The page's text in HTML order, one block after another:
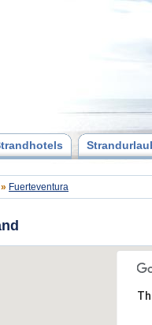
» Fuerteventura